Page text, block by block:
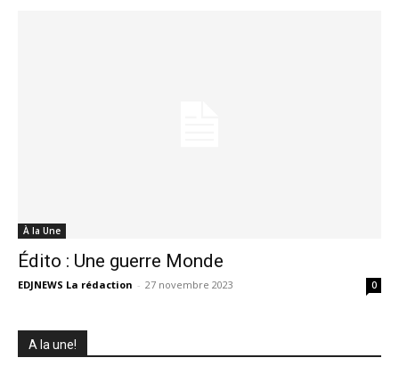
À la Une
Édito : Une guerre Monde
EDJNEWS La rédaction - 27 novembre 2023 0
A la une!